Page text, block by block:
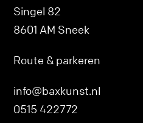
Singel 82
8601 AM Sneek
Route & parkeren
info@baxkunst.nl
0515 422772